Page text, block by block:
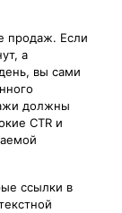
продаж. Если
а
вы сами
должны
CTR и
ссылки в